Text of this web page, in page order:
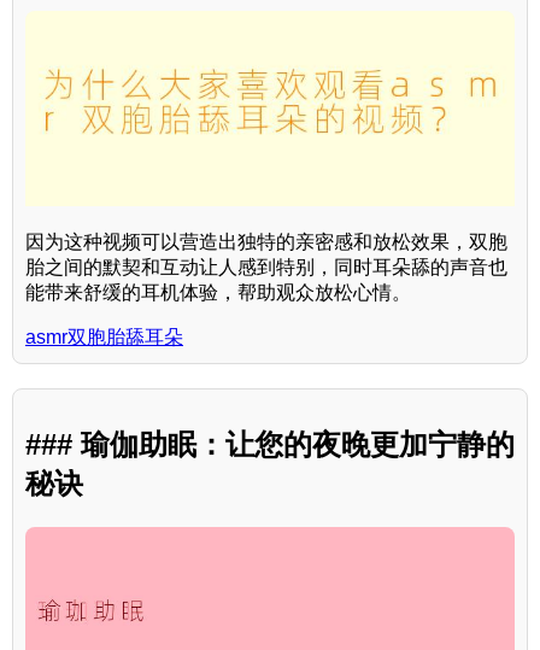
因为这种视频可以营造出独特的亲密感和放松效果，双胞
胎之间的默契和互动让人感到特别，同时耳朵舔的声音也
能带来舒缓的耳机体验，帮助观众放松心情。
asmr双胞胎舔耳朵
### 瑜伽助眠：让您的夜晚更加宁静的
秘诀